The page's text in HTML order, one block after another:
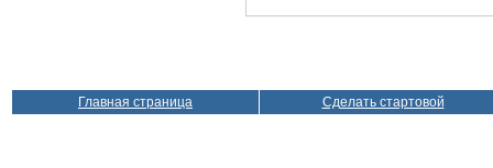
Главная страница Сделать стартовой